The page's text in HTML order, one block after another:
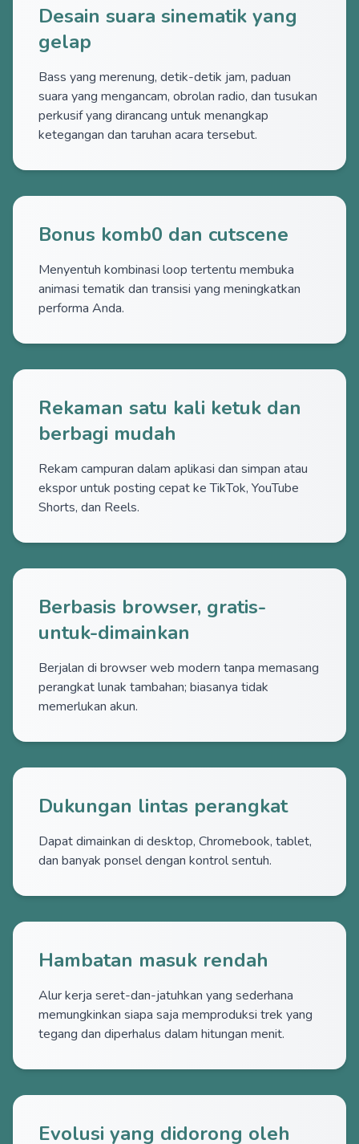
Desain suara sinematik yang
gelap
Bass yang merenung, detik-detik jam, paduan
suara yang mengancam, obrolan radio, dan tusukan
perkusif yang dirancang untuk menangkap
ketegangan dan taruhan acara tersebut.
Bonus komb0 dan cutscene
Menyentuh kombinasi loop tertentu membuka
animasi tematik dan transisi yang meningkatkan
performa Anda.
Rekaman satu kali ketuk dan
berbagi mudah
Rekam campuran dalam aplikasi dan simpan atau
ekspor untuk posting cepat ke TikTok, YouTube
Shorts, dan Reels.
Berbasis browser, gratis-
untuk-dimainkan
Berjalan di browser web modern tanpa memasang
perangkat lunak tambahan; biasanya tidak
memerlukan akun.
Dukungan lintas perangkat
Dapat dimainkan di desktop, Chromebook, tablet,
dan banyak ponsel dengan kontrol sentuh.
Hambatan masuk rendah
Alur kerja seret-dan-jatuhkan yang sederhana
memungkinkan siapa saja memproduksi trek yang
tegang dan diperhalus dalam hitungan menit.
Evolusi yang didorong oleh